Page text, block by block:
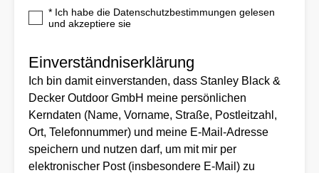
* Ich habe die Datenschutzbestimmungen gelesen
und akzeptiere sie
Einverständniserklärung
Ich bin damit einverstanden, dass Stanley Black &
Decker Outdoor GmbH meine persönlichen
Kerndaten (Name, Vorname, Straße, Postleitzahl,
Ort, Telefonnummer) und meine E-Mail-Adresse
speichern und nutzen darf, um mit mir per
elektronischer Post (insbesondere E-Mail) zu